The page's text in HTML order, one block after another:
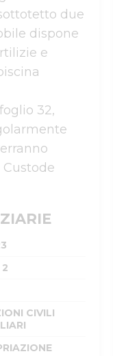
due
dispone
e
32,
CIVILI